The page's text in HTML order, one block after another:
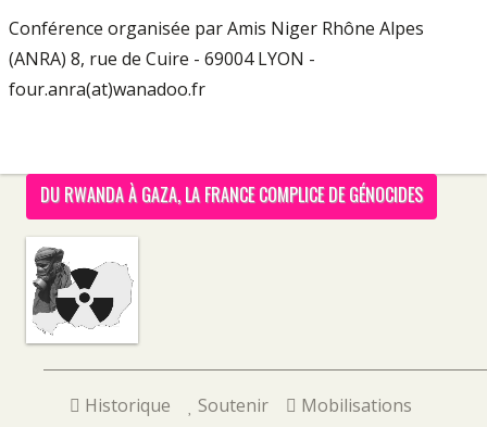
Conférence organisée par Amis Niger Rhône Alpes
(ANRA) 8, rue de Cuire - 69004 LYON -
four.anra(at)wanadoo.fr
DU RWANDA À GAZA, LA FRANCE COMPLICE DE GÉNOCIDES
Historique Soutenir
Mobilisations